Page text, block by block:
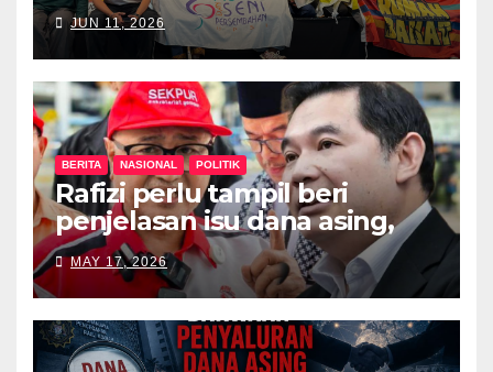
JUN 11, 2026
BERITA NASIONAL POLITIK
Rafizi perlu tampil beri
penjelasan isu dana asing,
khianat negara
MAY 17, 2026